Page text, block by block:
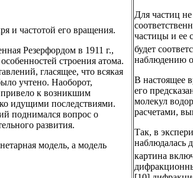
и частотой его вращения.
Резерфордом в 1911 г.,
строения атома.
гласящее, что всякая
учтено. Наоборот,
привело к возникшим
идущими последствиями.
поднимался вопрос о
развития.
модель, а модель
Для частиц
частицы и ее
будет
наблюдению
В настоящее
его
молекул
расчетами,
Так, в
наблюдалась
картина